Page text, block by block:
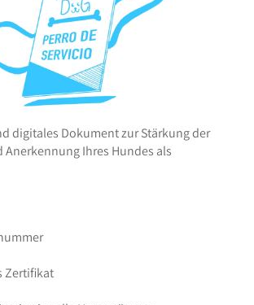
digitales Dokument zur Stärkung der
Ihres Hundes als
Zertifikat